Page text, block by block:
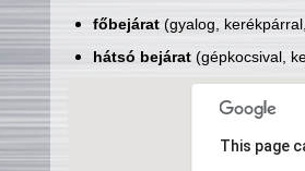
főbejárat(gyalog,
hátsó bejárat(gépkocsival,
This page